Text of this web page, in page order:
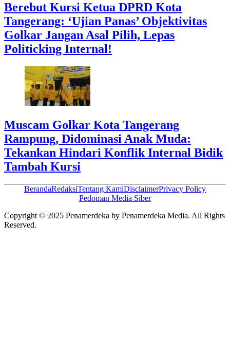
Berebut Kursi Ketua DPRD Kota
Tangerang: ‘Ujian Panas’ Objektivitas
Golkar Jangan Asal Pilih, Lepas
Politicking Internal!
Muscam Golkar Kota Tangerang
Rampung, Didominasi Anak Muda:
Tekankan Hindari Konflik Internal Bidik
Tambah Kursi
BerandaRedaksiTentang KamiDisclaimerPrivacy Policy
Pedoman Media Siber
Copyright © 2025 Penamerdeka by Penamerdeka Media. All Rights
Reserved.